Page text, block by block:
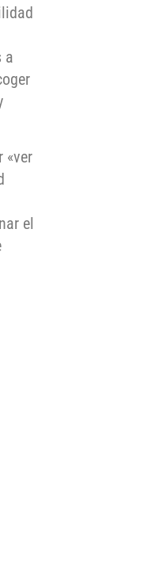
a
«ver
el